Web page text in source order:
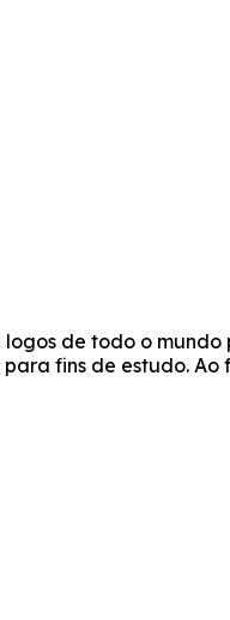
de todo o
fins de estudo.